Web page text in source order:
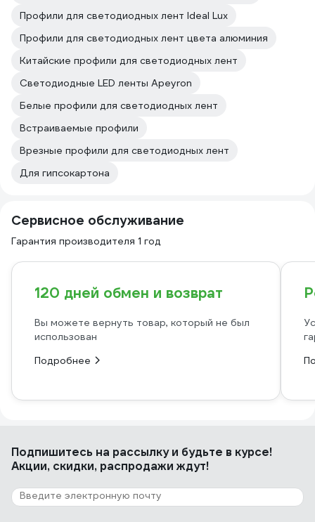
Профили для светодиодных лент Ideal Lux
Профили для светодиодных лент цвета алюминия
Китайские профили для светодиодных лент
Светодиодные LED ленты Apeyron
Белые профили для светодиодных лент
Встраиваемые профили
Врезные профили для светодиодных лент
Для гипсокартона
Сервисное обслуживание
Гарантия производителя 1 год
120 дней обмен и возврат
Вы можете вернуть товар, который не был
использован
Подробнее
Подпишитесь на рассылкуи будьте в курсе!
Акции, скидки, распродажи ждут!